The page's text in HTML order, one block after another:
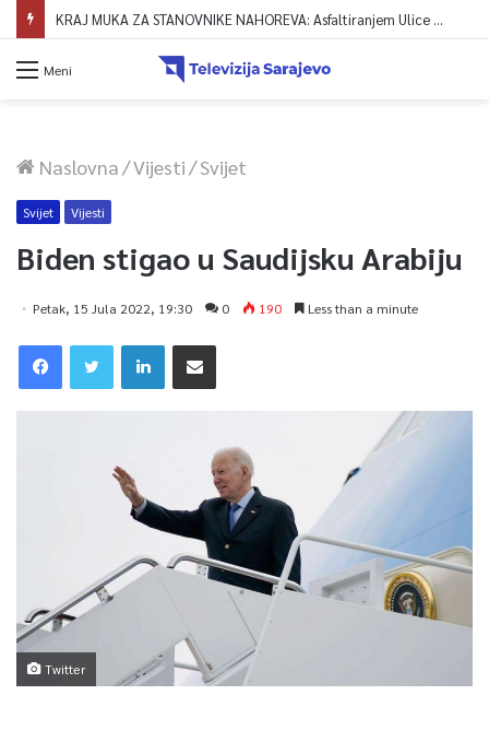
KRAJ MUKA ZA STANOVNIKE NAHOREVA: Asfaltiranjem Ulice Vranica brijeg spajaju se gornji i središnji dio naselja
Meni
Naslovna/Vijesti/Svijet
Svijet Vijesti
Biden stigao u Saudijsku Arabiju
Petak, 15 Jula 2022, 19:30 0 190 Less than a minute
Twitter